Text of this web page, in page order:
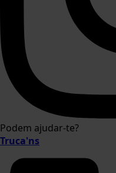
Podem ajudar-te?
Truca'ns